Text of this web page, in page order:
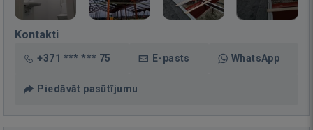
Kontakti
+371 *** *** 75 E-pasts WhatsApp
Piedāvāt pasūtījumu